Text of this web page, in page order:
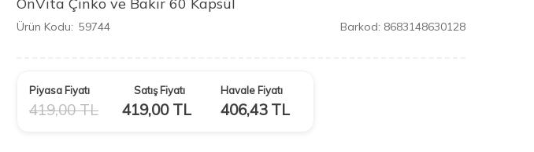
Ürün Kodu: 59744 Barkod: 8683148630128
Piyasa Fiyatı
419,00TL
Satış Fiyatı
419,00TL
Havale Fiyatı
406,43TL